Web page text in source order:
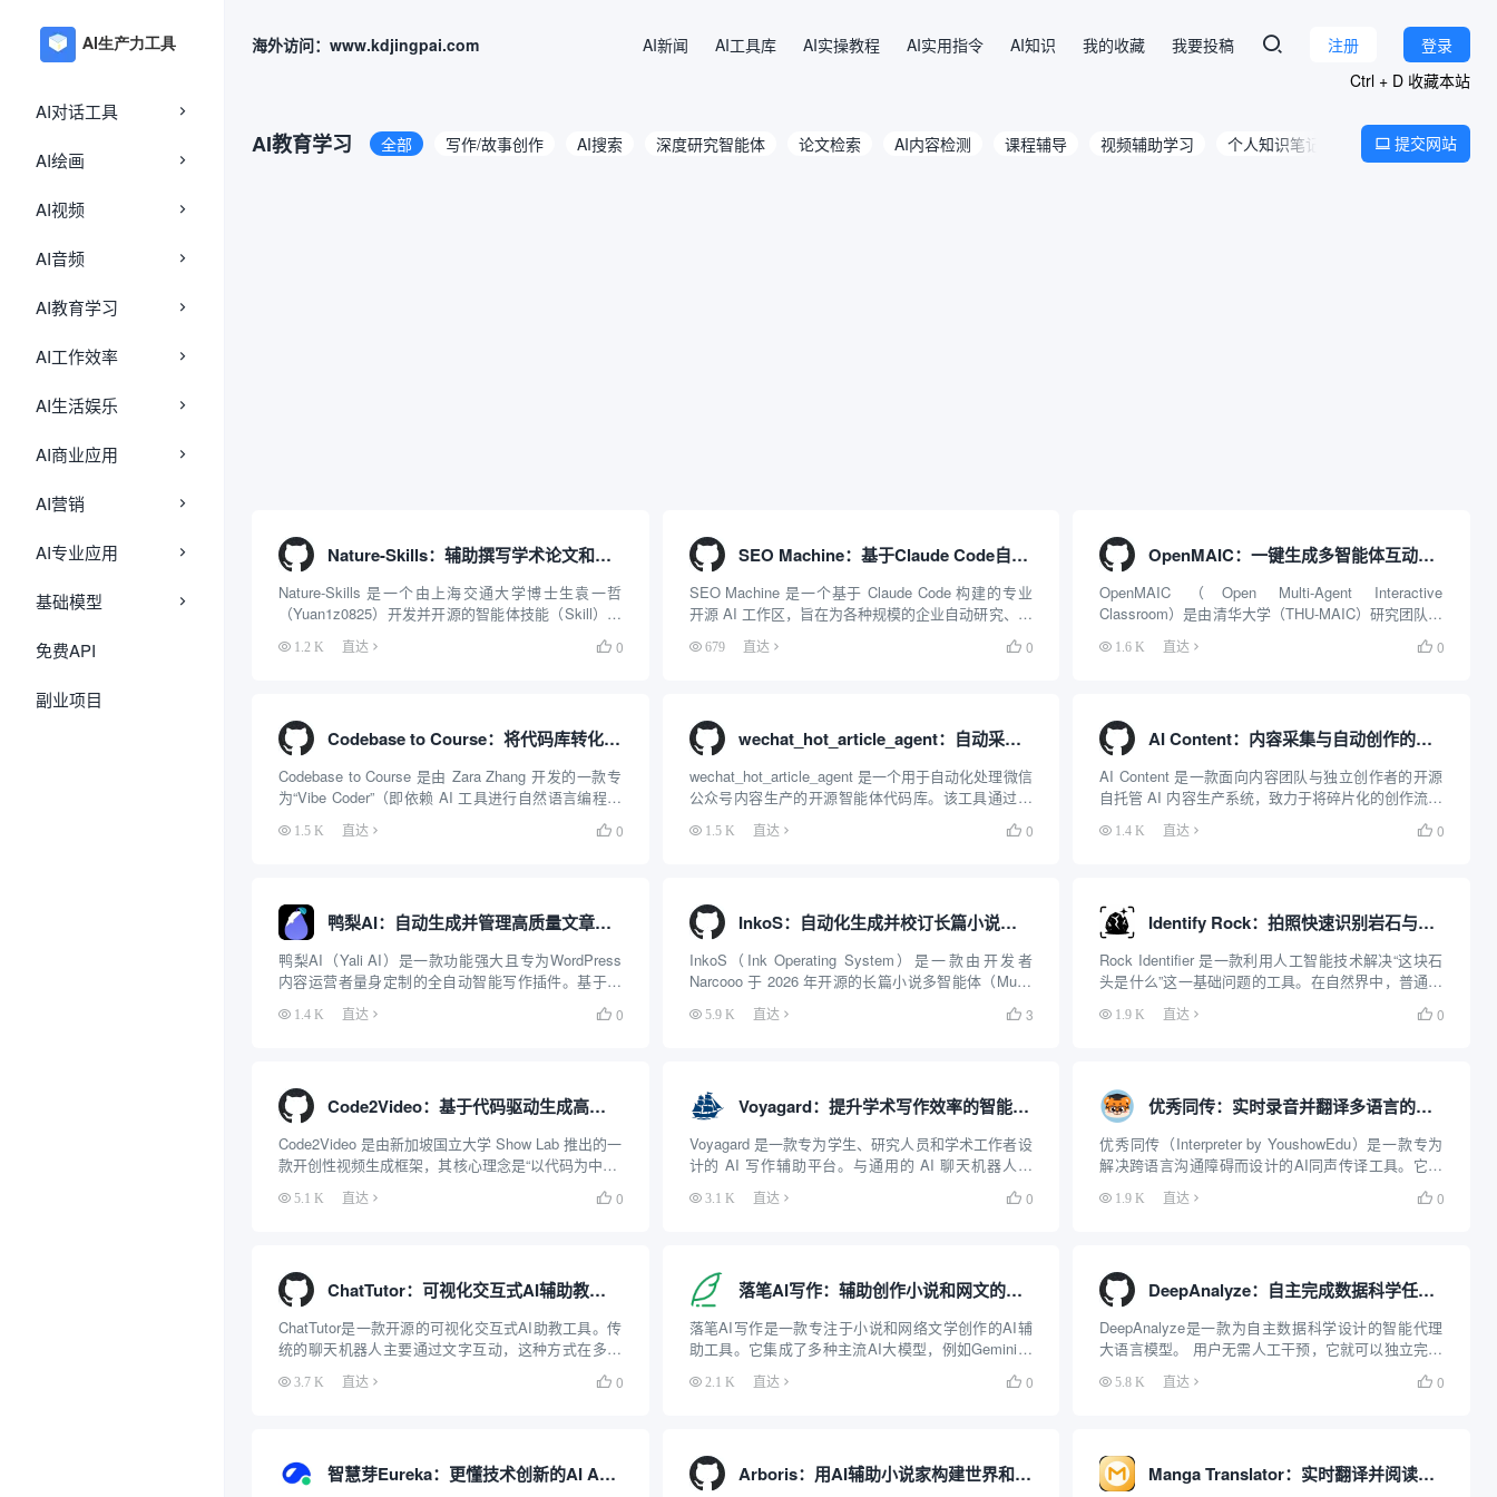
AI对话工具
AI绘画
AI视频
AI音频
AI教育学习
AI工作效率
AI生活娱乐
AI商业应用
AI营销
AI专业应用
基础模型
免费API
副业项目
海外访问：www.kdjingpai.com 登录
注册
AI新闻 AI工具库 AI实操教程 AI实用指令 AI知识 我的收藏
我要投稿
Ctrl + D 收藏本站
AI教育学习 全部 写作/故事创作 AI搜索 深度研究智能体 论文检索 AI内容检测 课程辅导 视频辅助学习 个人知识笔记 文档辅助阅读
 提交网站
Nature-Skills：辅助撰写学术论文和绘制科研图表的智能体插件
Nature-Skills 是一个由上海交通大学博士生袁一哲
（Yuan1z0825）开发并开源的智能体技能（Skill）指
令集合，专为顶级学术期刊（如 Nature、Science、
Cell 等）的论文撰写与发表流程设计。该工具集以智
1.2 K 直达  0
SEO Machine：基于Claude Code自动生成或优化长篇博客文章
SEO Machine 是一个基于 Claude Code 构建的专业
开源 AI 工作区，旨在为各种规模的企业自动研究、创
建、分析并优化符合搜索引擎优化（SEO）标准的长
篇博客与着陆页。该系统通过提供结构化的工作流和
679 直达  0
OpenMAIC：一键生成多智能体互动教学课堂的开源平台
OpenMAIC（Open Multi-Agent Interactive
Classroom）是由清华大学（THU-MAIC）研究团队推
出的开源多智能体互动课堂平台。它基于前沿的大语
言模型（LLM）与多智能体编排架构开发，能够将任
1.6 K 直达  0
Codebase to Course：将代码库转化为交互式HTML教程的SKILL
Codebase to Course 是由 Zara Zhang 开发的一款专
为“Vibe Coder”（即依赖 AI 工具进行自然语言编程、
缺乏传统计算机科学教育背景的开发者）设计的
Claude Code 代理技能（Agent Skil...
1.5 K 直达  0
wechat_hot_article_agent：自动采集热点并生成微信文章的智能体
wechat_hot_article_agent 是一个用于自动化处理微信
公众号内容生产的开源智能体代码库。该工具通过程
序脚本与大语言模型（LLM）API的结合，实现了从话
题发现到文章发布的流程自动化。其核心工作机制包
1.5 K 直达  0
AI Content：内容采集与自动创作的生产系统
AI Content 是一款面向内容团队与独立创作者的开源
自托管 AI 内容生产系统，致力于将碎片化的创作流程
统一整合到一个自动化平台中。它覆盖了从全网信息
采集、素材清洗整理、智能选题挖掘、多风格文章撰
1.4 K 直达  0
鸭梨AI：自动生成并管理高质量文章的WordPress智能插件
鸭梨AI（Yali AI）是一款功能强大且专为WordPress
内容运营者量身定制的全自动智能写作插件。基于当
下最前沿的大语言模型（支持接入DeepSeek、GPT-
4、通义千问等）技术，它将强大的AI内容创造力与
1.4 K 直达  0
InkoS：自动化生成并校订长篇小说的多智能体系统
InkoS（Ink Operating System）是一款由开发者
Narcooo 于 2026 年开源的长篇小说多智能体（Multi-
Agent）自动化写作系统。面对传统 AI 在长篇文本生
成时常出现的角色失忆、伏笔断裂、逻辑相悖及词
5.9 K 直达  3
Identify Rock：拍照快速识别岩石与矿物的百科工具
Rock Identifier 是一款利用人工智能技术解决“这块石
头是什么”这一基础问题的工具。在自然界中，普通人
很难仅凭肉眼分辨出成千上万种岩石和矿物。这个网
站和配套应用通过计算机视觉技术，建立了一个包含
1.9 K 直达  0
Code2Video：基于代码驱动生成高质量教学演示视频的智能体框架
Code2Video 是由新加坡国立大学 Show Lab 推出的一
款开创性视频生成框架，其核心理念是“以代码为中心”
来生成高质量的教育视频。与传统的直接生成像素的
AI 视频模型（如 Sora）不同，Code2Video 不直接
5.1 K 直达  0
Voyagard：提升学术写作效率的智能辅助工具
Voyagard 是一款专为学生、研究人员和学术工作者设
计的 AI 写作辅助平台。与通用的 AI 聊天机器人不
同，Voyagard 的核心逻辑是围绕“学术合规”和“全流程
辅助”展开的。它不仅仅是帮你生成一段文字，更是一
3.1 K 直达  0
优秀同传：实时录音并翻译多语言的AI同声传译工具
优秀同传（Interpreter by YoushowEdu）是一款专为
解决跨语言沟通障碍而设计的AI同声传译工具。它主
要面向留学生、跨国工作者以及语言学习者，利用人
工智能技术实现高精度的实时语音识别与翻译。不同
1.9 K 直达  0
ChatTutor：可视化交互式AI辅助教学工具
ChatTutor是一款开源的可视化交互式AI助教工具。传
统的聊天机器人主要通过文字互动，这种方式在多数
场景下够用，但在理工科学习中，纯文本能传递的信
息非常有限。ChatTutor的目标是解决这个问题，它为
3.7 K 直达  0
落笔AI写作：辅助创作小说和网文的AI工具
落笔AI写作是一款专注于小说和网络文学创作的AI辅
助工具。它集成了多种主流AI大模型，例如Gemini、
ChatGPT、Claude和Kimi等，为用户提供从灵感构
思、大纲设计、角色设定到正文生成与润色的一站式
2.1 K 直达  0
DeepAnalyze：自主完成数据科学任务的智能体
DeepAnalyze是一款为自主数据科学设计的智能代理
大语言模型。 用户无需人工干预，它就可以独立完成
整个数据科学流程的任务，这些任务包括数据准备、
分析、建模、可视化和报告生成。DeepAnalyze能够
5.8 K 直达  0
智慧芽Eureka：更懂技术创新的AI Agent平台 Arboris：用AI辅助小说家构建世界和生成草稿的工具 Manga Translator：实时翻译并阅读外语漫画的工具